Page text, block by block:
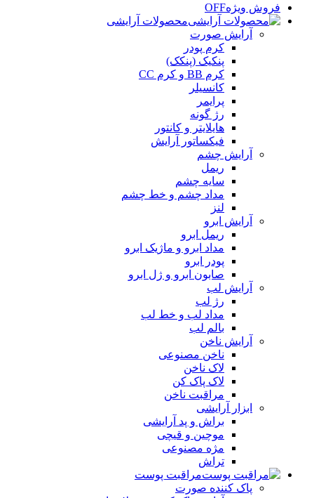
فروش ویژهOFF
محصولات آرایشی
آرایش صورت
کرم پودر
پنکیک (پنکک)
کرم BB و کرم CC
کانسیلر
پرایمر
رژ گونه
هایلایتر و کانتور
فیکساتور آرایش
آرایش چشم
ریمل
سایه چشم
مداد چشم و خط چشم
لنز
آرایش ابرو
ریمل ابرو
مداد ابرو و ماژیک ابرو
پودر ابرو
صابون ابرو و ژل ابرو
آرایش لب
رژ لب
مداد لب و خط لب
بالم لب
آرایش ناخن
ناخن مصنوعی
لاک ناخن
لاک پاک کن
مراقبت ناخن
ابزار آرایشی
براش و پد آرایشی
موچین و قیچی
مژه مصنوعی
تراش
مراقبت پوست
پاک کننده صورت